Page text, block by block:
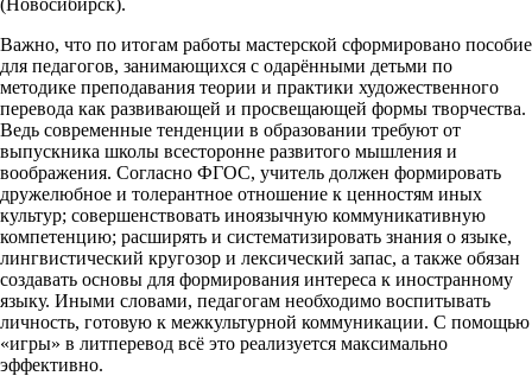
Важно, что по итогам работы мастерской сформировано пособие
для педагогов, занимающихся с одарёнными детьми по
методике преподавания теории и практики художественного
перевода как развивающей и просвещающей формы творчества.
Ведь современные тенденции в образовании требуют от
выпускника школы всесторонне развитого мышления и
воображения. Согласно ФГОС, учитель должен формировать
дружелюбное и толерантное отношение к ценностям иных
культур; совершенствовать иноязычную коммуникативную
компетенцию; расширять и систематизировать знания о языке,
лингвистический кругозор и лексический запас, а также обязан
создавать основы для формирования интереса к иностранному
языку. Иными словами, педагогам необходимо воспитывать
личность, готовую к межкультурной коммуникации. С помощью
«игры» в литперевод всё это реализуется максимально
эффективно.